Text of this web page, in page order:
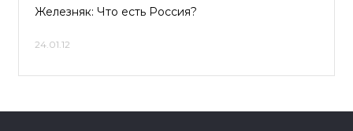
Железняк: Что есть Россия?
24.01.12